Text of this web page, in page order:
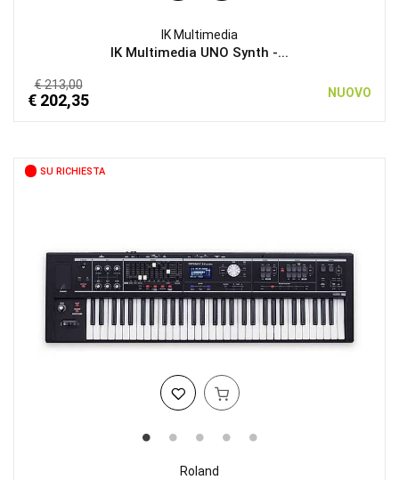
IK Multimedia
IK Multimedia UNO Synth -...
€ 213,00
€ 202,35 NUOVO
SU RICHIESTA
Roland